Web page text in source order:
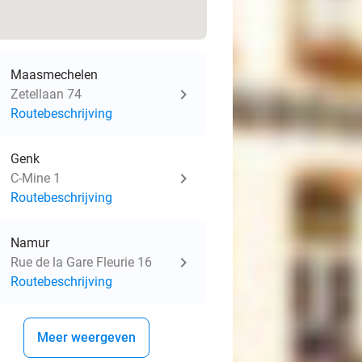
Maasmechelen
Zetellaan 74
Routebeschrijving
Genk
C-Mine 1
Routebeschrijving
Namur
Rue de la Gare Fleurie 16
Routebeschrijving
Meer weergeven